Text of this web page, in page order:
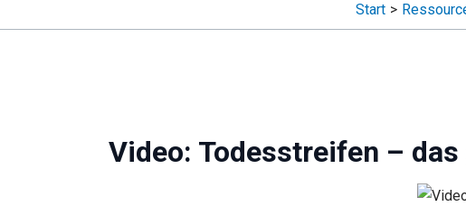
Start
Video: Todesstreifen –